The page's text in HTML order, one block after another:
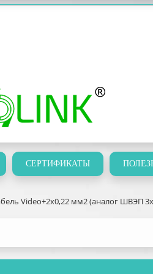
СЕРТИФИКАТЫ
Video+2х0,22 мм2 (аналог ШВЭП